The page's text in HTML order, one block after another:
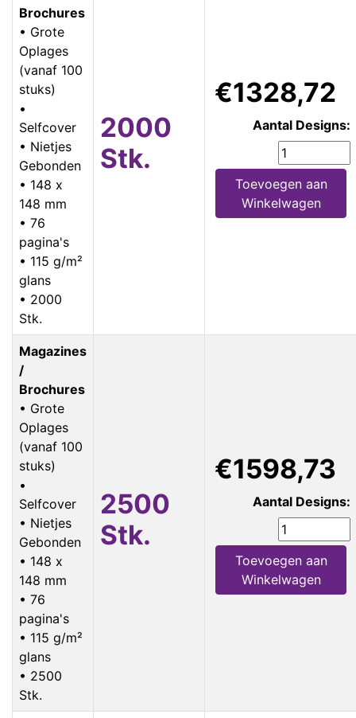
Brochures
• Grote
Oplages
(vanaf 100
stuks)
•
Selfcover
• Nietjes
Gebonden
• 148 x
148 mm
• 76
pagina's
• 115 g/m²
glans
• 2000
Stk.
2000
Stk.
€1328,72
Aantal Designs:
Toevoegen aan
Winkelwagen
Magazines
/
Brochures
• Grote
Oplages
(vanaf 100
stuks)
•
Selfcover
• Nietjes
Gebonden
• 148 x
148 mm
• 76
pagina's
• 115 g/m²
glans
• 2500
Stk.
2500
Stk.
€1598,73
Aantal Designs:
Toevoegen aan
Winkelwagen